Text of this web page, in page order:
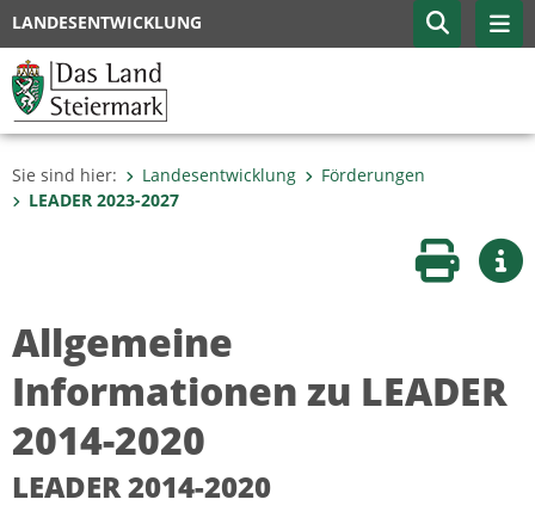
LANDESENTWICKLUNG
Sie sind hier: Landesentwicklung
Förderungen
LEADER 2023-2027
Seite
Allgemeine
Informationen zu LEADER
2014-2020
LEADER 2014-2020